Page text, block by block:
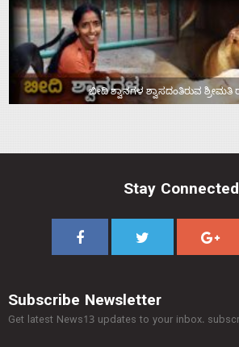
ಬೀದಿ ಶ್ವಾನಗಳ ಶ್ವಾಸದಂತಿರುವ ಶ್ರೀಮತಿ
Stay Connected
Subscribe Newsletter
Get latest News13 updates to your inbox.